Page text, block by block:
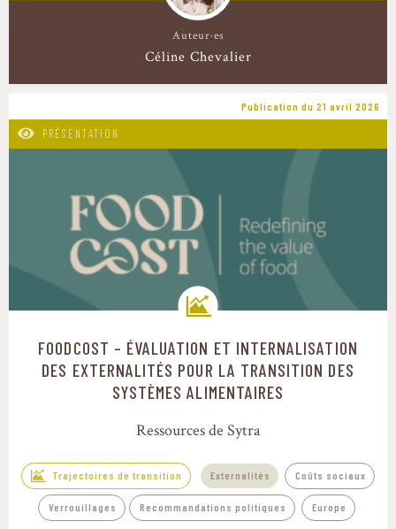
Auteur·es
Céline Chevalier
Publication du 21 avril 2026
PRÉSENTATION
Trajectoires de transition
FOODCOST – ÉVALUATION ET INTERNALISATION
DES EXTERNALITÉS POUR LA TRANSITION DES
SYSTÈMES ALIMENTAIRES
Ressources de Sytra
Trajectoires de transition Externalités Coûts sociaux
Verrouillages Recommandations politiques Europe